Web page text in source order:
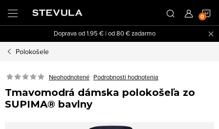
obsah
Doprava od 1.95 € | od 80 € zadarmo
Polokošele
Neohodnotené Podrobnosti hodnotenia
Tmavomodrá dámska polokošeľa zo
SUPIMA® bavlny